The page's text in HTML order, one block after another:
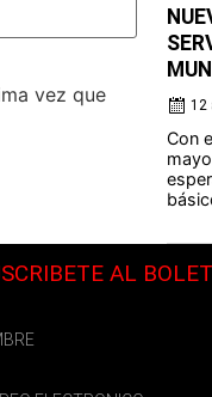
vez que
12
Con
AL